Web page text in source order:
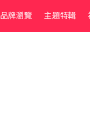
品牌瀏覽 主題特輯